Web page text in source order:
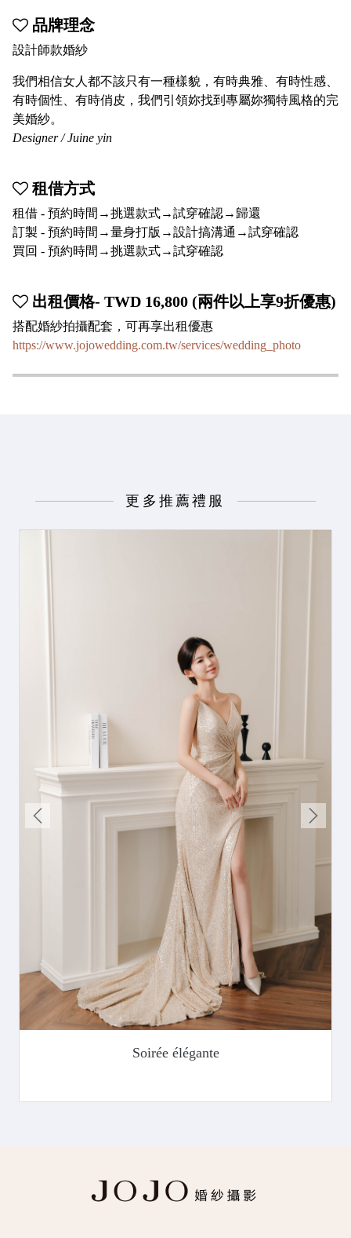
品牌理念
設計師款婚紗
我們相信女人都不該只有一種樣貌，有時典雅、有時性感、
有時個性、有時俏皮，我們引領妳找到專屬妳獨特風格的完
美婚紗。
Designer / Juine yin
租借方式
租借 - 預約時間→挑選款式→試穿確認→歸還
訂製 - 預約時間→量身打版→設計搞溝通→試穿確認
買回 - 預約時間→挑選款式→試穿確認
出租價格- TWD 16,800 (兩件以上享9折優惠)
搭配婚紗拍攝配套，可再享出租優惠
https://www.jojowedding.com.tw/services/wedding_photo
更多推薦禮服
Soirée élégante